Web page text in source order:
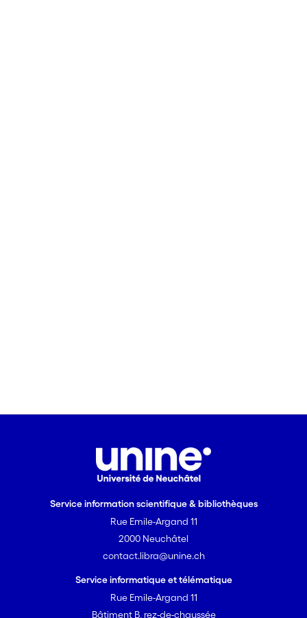
Service information scientifique & bibliothèques
Rue Emile-Argand 11
2000 Neuchâtel
contact.libra@unine.ch
Service informatique et télématique
Rue Emile-Argand 11
Bâtiment B, rez-de-chaussée